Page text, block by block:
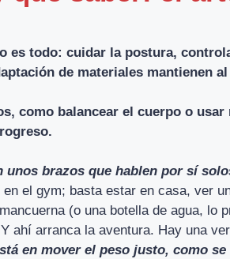
es todo: cuidar la postura,
de materiales mantienen
como balancear el cuerpo o
unos brazos que hablen por sí
el gym; basta estar en casa, ver
(o una botella de agua, lo
ahí arranca la aventura. Hay una
en mover el peso justo, como